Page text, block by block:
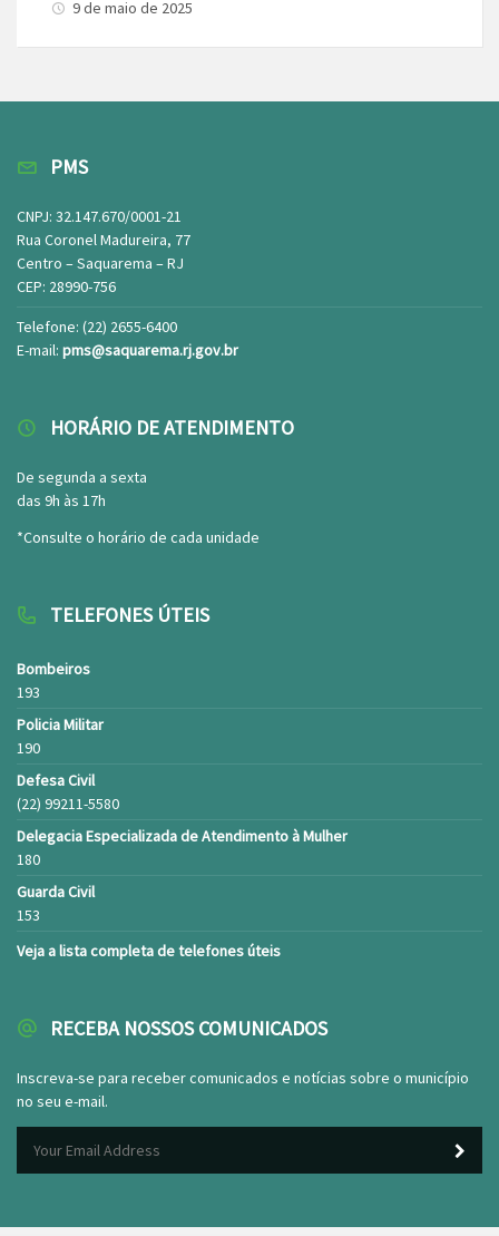
9 de maio de 2025
PMS
CNPJ: 32.147.670/0001-21
Rua Coronel Madureira, 77
Centro – Saquarema – RJ
CEP: 28990-756
Telefone: (22) 2655-6400
E-mail: pms@saquarema.rj.gov.br
HORÁRIO DE ATENDIMENTO
De segunda a sexta
das 9h às 17h
*Consulte o horário de cada unidade
TELEFONES ÚTEIS
Bombeiros
193
Policia Militar
190
Defesa Civil
(22) 99211-5580
Delegacia Especializada de Atendimento à Mulher
180
Guarda Civil
153
Veja a lista completa de telefones úteis
RECEBA NOSSOS COMUNICADOS
Inscreva-se para receber comunicados e notícias sobre o município
no seu e-mail.